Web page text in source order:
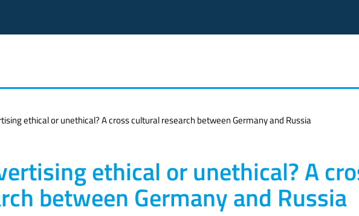
ethical or unethical? A cross cultural research between Germany and Russia
ethical or unethical? A
between Germany and Russia